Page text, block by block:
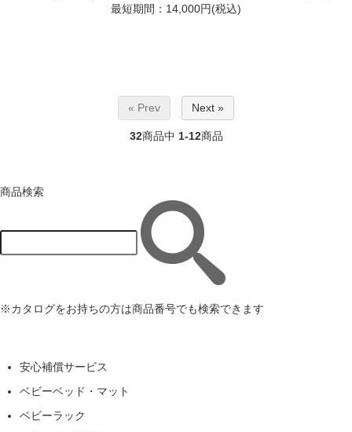
最短期間：14,000円(税込)
« Prev Next »
32商品中 1-12商品
商品検索
※カタログをお持ちの方は商品番号でも検索できます
安心補償サービス
ベビーベッド・マット
ベビーラック